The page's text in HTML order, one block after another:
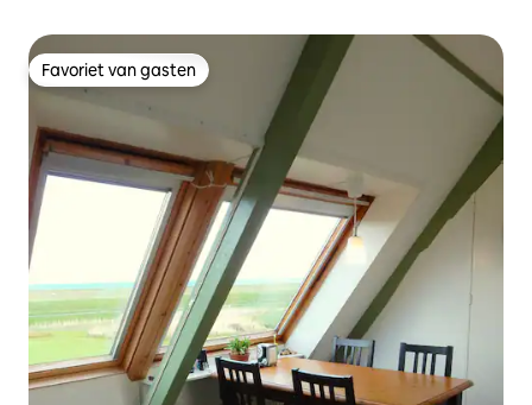
Favoriet van gasten
Favoriet van gasten